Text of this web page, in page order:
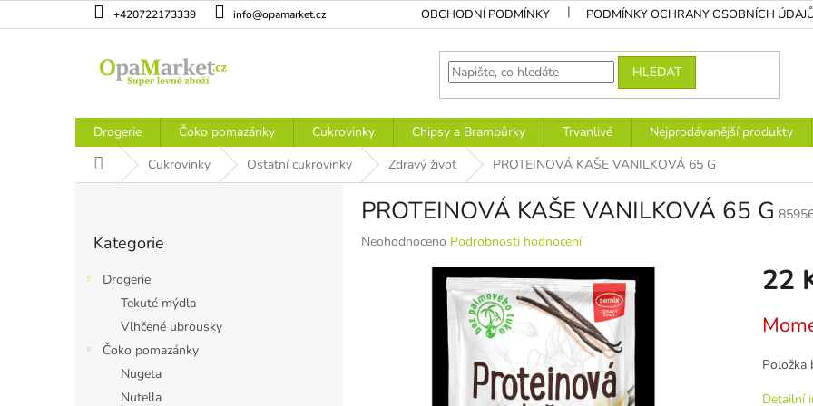
na
+420722173339 info@opamarket.cz OBCHODNÍ PODMÍNKY PODMÍNKY OCHRANY OSOBNÍCH
HLEDAT
Drogerie Čoko pomazánky Cukrovinky Chipsy a Brambůrky Trvanlivé Nejprodávanější produkty
Domů Cukrovinky Ostatní cukrovinky Zdravý život PROTEINOVÁ KAŠE VANILKOVÁ 65 G
kategorie
Kategorie
Drogerie
Tekuté mýdla
Vlhčené ubrousky
Čoko pomazánky
Nugeta
Nutella
PROTEINOVÁ KAŠE VANILKOVÁ 65 G
Průměrné
Neohodnoceno Podrobnosti hodnocení
22
cena:
Položka
Detailní